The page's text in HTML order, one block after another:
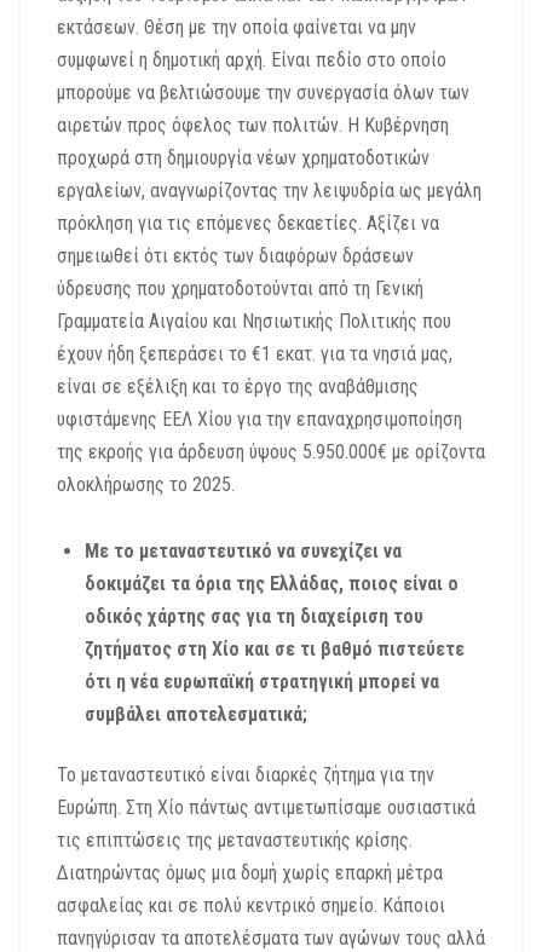
εκτάσεων. Θέση με την οποία φαίνεται να μην
συμφωνεί η δημοτική αρχή. Είναι πεδίο στο οποίο
μπορούμε να βελτιώσουμε την συνεργασία όλων των
αιρετών προς όφελος των πολιτών. Η Κυβέρνηση
προχωρά στη δημιουργία νέων χρηματοδοτικών
εργαλείων, αναγνωρίζοντας την λειψυδρία ως μεγάλη
πρόκληση για τις επόμενες δεκαετίες. Αξίζει να
σημειωθεί ότι εκτός των διαφόρων δράσεων
ύδρευσης που χρηματοδοτούνται από τη Γενική
Γραμματεία Αιγαίου και Νησιωτικής Πολιτικής που
έχουν ήδη ξεπεράσει το €1 εκατ. για τα νησιά μας,
είναι σε εξέλιξη και το έργο της αναβάθμισης
υφιστάμενης ΕΕΛ Χίου για την επαναχρησιμοποίηση
της εκροής για άρδευση ύψους 5.950.000€ με ορίζοντα
ολοκλήρωσης το 2025.
Με το μεταναστευτικό να συνεχίζει να
δοκιμάζει τα όρια της Ελλάδας, ποιος είναι ο
οδικός χάρτης σας για τη διαχείριση του
ζητήματος στη Χίο και σε τι βαθμό πιστεύετε
ότι η νέα ευρωπαϊκή στρατηγική μπορεί να
συμβάλει αποτελεσματικά;
Το μεταναστευτικό είναι διαρκές ζήτημα για την
Ευρώπη. Στη Χίο πάντως αντιμετωπίσαμε ουσιαστικά
τις επιπτώσεις της μεταναστευτικής κρίσης.
Διατηρώντας όμως μια δομή χωρίς επαρκή μέτρα
ασφαλείας και σε πολύ κεντρικό σημείο. Κάποιοι
πανηγύρισαν τα αποτελέσματα των αγώνων τους αλλά